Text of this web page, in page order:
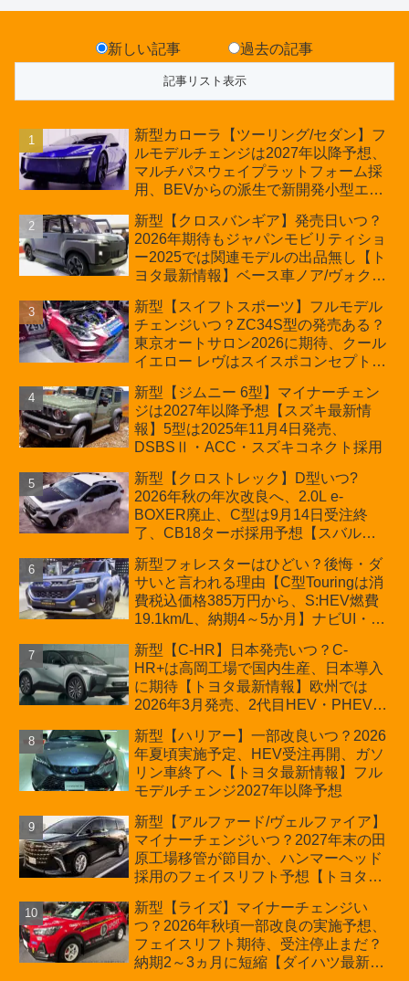
新しい記事 過去の記事
新型カローラ【ツーリング/セダン】フ
ルモデルチェンジは2027年以降予想、
マルチパスウェイプラットフォーム採
用、BEVからの派生で新開発小型エン
の採用は無しか【トヨタ最新情報】60
周年記念車発売
新型【クロスバンギア】発売日いつ？
2026年期待もジャパンモビリティショ
ー2025では関連モデルの出品無し【ト
ヨタ最新情報】ベース車ノア/ヴォクシ
ほか「コア」と「ツール」、デリカ
D:5対抗のクロスオーバーSUVミニバ
ン
新型【スイフトスポーツ】フルモデル
チェンジいつ？ZC34S型の発売ある？
東京オートサロン2026に期待、クール
イエロー レヴはスイスポコンセプト
プが争点【スズキ最新情報】特別仕様
車「ZC33S Final Edition」終了
新型【ジムニー 6型】マイナーチェン
ジは2027年以降予想【スズキ最新情
報】5型は2025年11月4日発売、
DSBSⅡ・ACC・スズキコネクト採用
新型【クロストレック】D型いつ?
2026年秋の年次改良へ、2.0L e-
BOXER廃止、C型は9月14日受注終
了、CB18ターボ採用予想【スバル最
新型フォレスターはひどい？後悔・ダ
サいと言われる理由【C型Touringは消
費税込価格385万円から、S:HEV燃費
19.1km/L、納期4～5か月】ナビUI・冬
カーオブザイヤーとJNCAP大賞受賞後
も残る注意点
新型【C-HR】日本発売いつ？C-
HR+は高岡工場で国内生産、日本導入
に期待【トヨタ最新情報】欧州では
2026年3月発売、2代目HEV・PHEVは
新型【ハリアー】一部改良いつ？2026
年夏頃実施予定、HEV受注再開、ガソ
リン車終了へ【トヨタ最新情報】フル
モデルチェンジ2027年以降予想
新型【アルファード/ヴェルファイア】
マイナーチェンジいつ？2027年末の田
原工場移管が節目か、ハンマーヘッド
採用のフェイスリフト予想【トヨタ最
費税込価格559万9000円から
新型【ライズ】マイナーチェンジい
つ？2026年秋頃一部改良の実施予想、
フェイスリフト期待、受注停止まだ？
納期2～3ヵ月に短縮【ダイハツ最新情